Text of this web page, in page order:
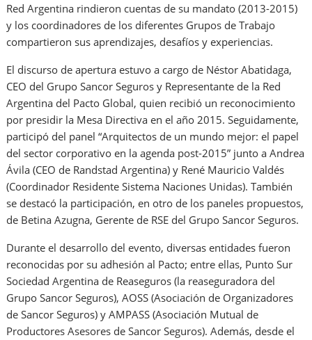
Red Argentina rindieron cuentas de su mandato (2013-2015)
y los coordinadores de los diferentes Grupos de Trabajo
compartieron sus aprendizajes, desafíos y experiencias.
El discurso de apertura estuvo a cargo de Néstor Abatidaga,
CEO del Grupo Sancor Seguros y Representante de la Red
Argentina del Pacto Global, quien recibió un reconocimiento
por presidir la Mesa Directiva en el año 2015. Seguidamente,
participó del panel “Arquitectos de un mundo mejor: el papel
del sector corporativo en la agenda post-2015” junto a Andrea
Ávila (CEO de Randstad Argentina) y René Mauricio Valdés
(Coordinador Residente Sistema Naciones Unidas). También
se destacó la participación, en otro de los paneles propuestos,
de Betina Azugna, Gerente de RSE del Grupo Sancor Seguros.
Durante el desarrollo del evento, diversas entidades fueron
reconocidas por su adhesión al Pacto; entre ellas, Punto Sur
Sociedad Argentina de Reaseguros (la reaseguradora del
Grupo Sancor Seguros), AOSS (Asociación de Organizadores
de Sancor Seguros) y AMPASS (Asociación Mutual de
Productores Asesores de Sancor Seguros). Además, desde el